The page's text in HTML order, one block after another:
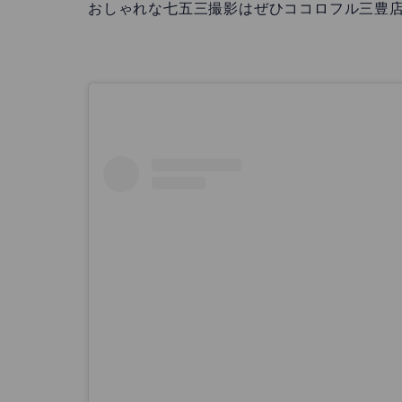
おしゃれな七五三撮影はぜひココロフル三豊